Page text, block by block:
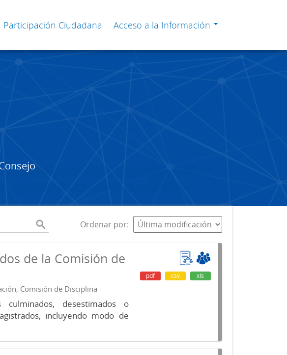
Participación Ciudadana Acceso a la Información
Ordenar por
de la Comisión de
Comisión de Disciplina
desestimados o
incluyendo modo de
pdf csv xls